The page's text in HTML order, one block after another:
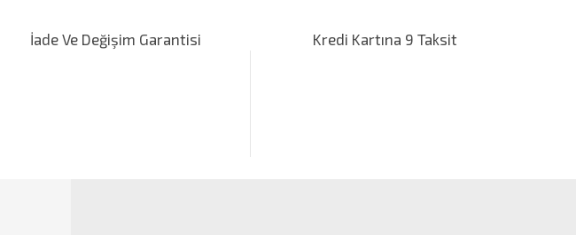
İade Ve Değişim Garantisi Kredi Kartına 9 Taksit